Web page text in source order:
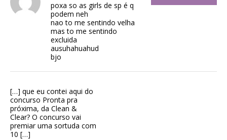
poxa so as girls de sp é q
podem neh
nao to me sentindo velha
mas to me sentindo
excluida
ausuhahuahud
bjo
[…] que eu contei aqui do
concurso Pronta pra
próxima, da Clean &
Clear? O concurso vai
premiar uma sortuda com
10 […]